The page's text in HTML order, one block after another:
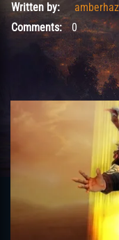
Written by:
Comments:0